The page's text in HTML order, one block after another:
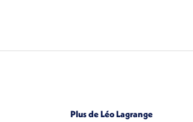
Plus de Léo Lagrange